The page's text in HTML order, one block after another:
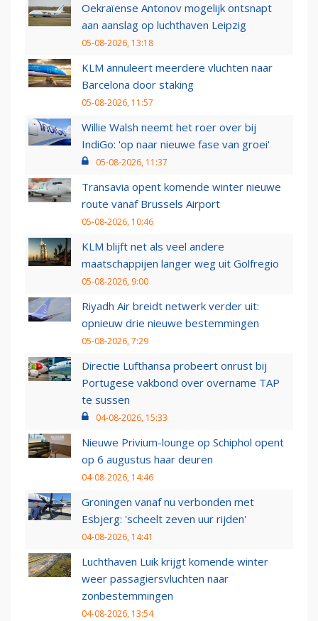
Oekraïense Antonov mogelijk ontsnapt
aan aanslag op luchthaven Leipzig
05-08-2026, 13:18
KLM annuleert meerdere vluchten naar
Barcelona door staking
05-08-2026, 11:57
Willie Walsh neemt het roer over bij
IndiGo: 'op naar nieuwe fase van groei'
05-08-2026, 11:37
Transavia opent komende winter nieuwe
route vanaf Brussels Airport
05-08-2026, 10:46
KLM blijft net als veel andere
maatschappijen langer weg uit Golfregio
05-08-2026, 9:00
Riyadh Air breidt netwerk verder uit:
opnieuw drie nieuwe bestemmingen
05-08-2026, 7:29
Directie Lufthansa probeert onrust bij
Portugese vakbond over overname TAP
te sussen
04-08-2026, 15:33
Nieuwe Privium-lounge op Schiphol opent
op 6 augustus haar deuren
04-08-2026, 14:46
Groningen vanaf nu verbonden met
Esbjerg: 'scheelt zeven uur rijden'
04-08-2026, 14:41
Luchthaven Luik krijgt komende winter
weer passagiersvluchten naar
zonbestemmingen
04-08-2026, 13:54